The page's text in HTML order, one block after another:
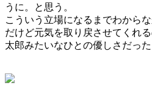
うに。と思う。
こういう立場になるまでわからな
だけど元気を取り戻させてくれ
太郎みたいなひとの優しさだった